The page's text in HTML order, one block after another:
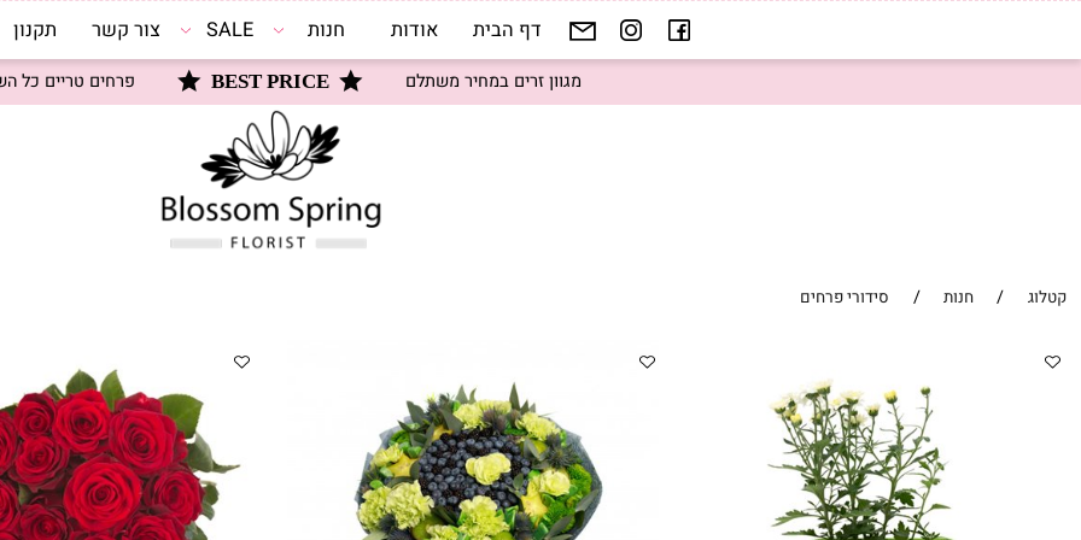
מגוון זרים במחיר משתלם BEST PRICE פרחים טריים כל השנה
0
דף הבית אודות חנות SALE צור קשר תקנון
/ חנות / סידורי פרחים